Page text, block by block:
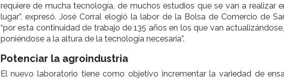
requiere de mucha tecnología, de muchos estudios que se van a realizar
lugar”, expresó. José Corral elogió la labor de la Bolsa de Comercio de
“por esta continuidad de trabajo de 135 años en los que van
poniéndose a la altura de la tecnología necesaria”.
Potenciar la agroindustria
El nuevo laboratorio tiene como objetivo incrementar la variedad de